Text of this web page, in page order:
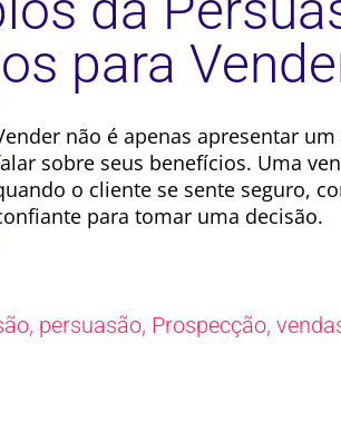
para
não é apenas apresentar
sobre seus benefícios. Uma
o cliente se sente seguro,
para tomar uma decisão.
, persuasão, Prospecção,